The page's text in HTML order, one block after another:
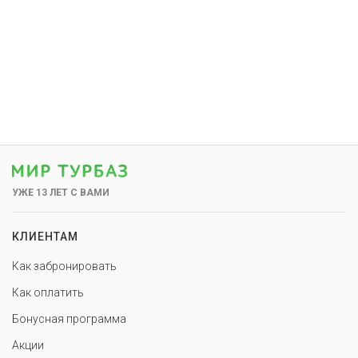
УЖЕ 13 ЛЕТ С ВАМИ
КЛИЕНТАМ
Как забронировать
Как оплатить
Бонусная программа
Акции